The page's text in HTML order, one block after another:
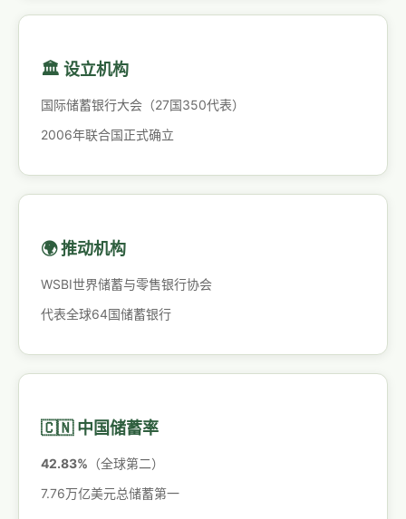
🏛️ 设立机构
国际储蓄银行大会（27国350代表）
2006年联合国正式确立
🌍 推动机构
WSBI世界储蓄与零售银行协会
代表全球64国储蓄银行
🇨🇳 中国储蓄率
42.83% （全球第二）
7.76万亿美元总储蓄第一